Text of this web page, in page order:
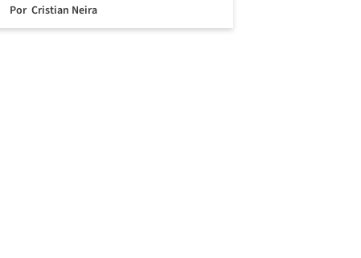
Por Cristian Neira